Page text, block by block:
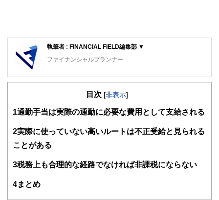
執筆者 : FINANCIAL FIELD編集部 ▼
ファイナンシャルプランナー
FinancialField編集部は、金融、経済に関する記事を、日々
知識がない方でも理解できるようわかりやすく発信していま
得者を中心に「お金や暮らし」に関する書籍・雑誌の編集経
験者で構成され、企画立案から記事掲載まですべての工程に
関わることで、読者目線のコンテンツを追求しています。
FinancialFieldの特徴は、ファイナンシャルプランナー、弁
目次 [非表示]
1 通勤手当は実際の通勤に必要な費用として支給される
2実際に使っていない高いルートは不正受給と見られる
ことがある
3税務上も合理的な経路でなければ非課税にならない
4まとめ